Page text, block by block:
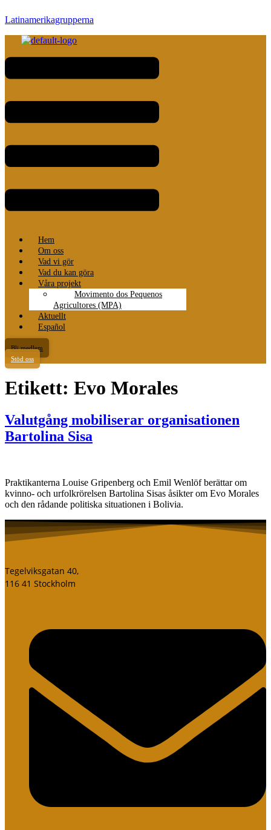
Latinamerikagrupperna
Hem
Om oss
Vad vi gör
Vad du kan göra
Våra projekt
Movimento dos Pequenos
Agricultores (MPA)
Aktuellt
Español
Bli medlem
Stöd oss
Etikett: Evo Morales
Valutgång mobiliserar organisationen
Bartolina Sisa
Praktikanterna Louise Gripenberg och Emil Wenlöf berättar om
kvinno- och urfolkrörelsen Bartolina Sisas åsikter om Evo Morales
och den rådande politiska situationen i Bolivia.
Tegelviksgatan 40,
116 41 Stockholm